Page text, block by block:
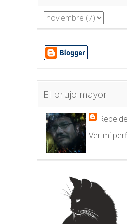
El brujo mayor
Ver mi